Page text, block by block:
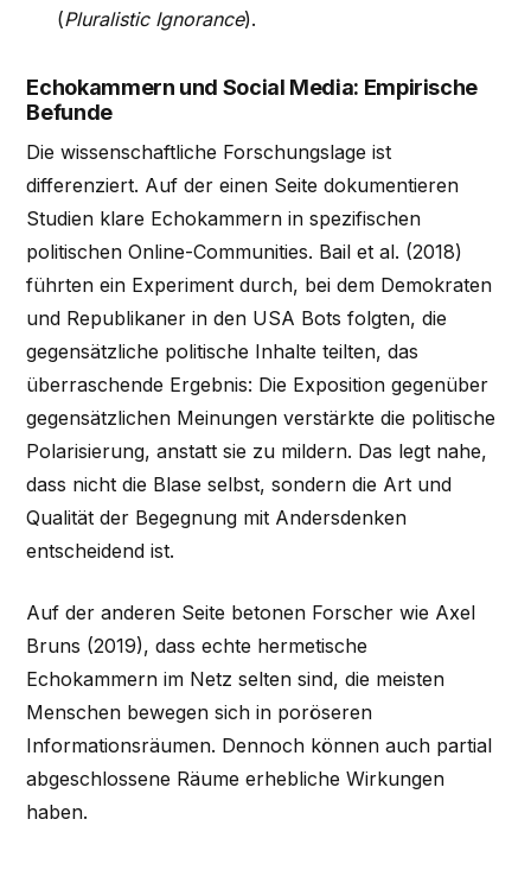
(Pluralistic Ignorance).
Echokammern und Social Media: Empirische
Befunde
Die wissenschaftliche Forschungslage ist
differenziert. Auf der einen Seite dokumentieren
Studien klare Echokammern in spezifischen
politischen Online-Communities. Bail et al. (2018)
führten ein Experiment durch, bei dem Demokraten
und Republikaner in den USA Bots folgten, die
gegensätzliche politische Inhalte teilten, das
überraschende Ergebnis: Die Exposition gegenüber
gegensätzlichen Meinungen verstärkte die politische
Polarisierung, anstatt sie zu mildern. Das legt nahe,
dass nicht die Blase selbst, sondern die Art und
Qualität der Begegnung mit Andersdenken
entscheidend ist.
Auf der anderen Seite betonen Forscher wie Axel
Bruns (2019), dass echte hermetische
Echokammern im Netz selten sind, die meisten
Menschen bewegen sich in poröseren
Informationsräumen. Dennoch können auch partial
abgeschlossene Räume erhebliche Wirkungen
haben.